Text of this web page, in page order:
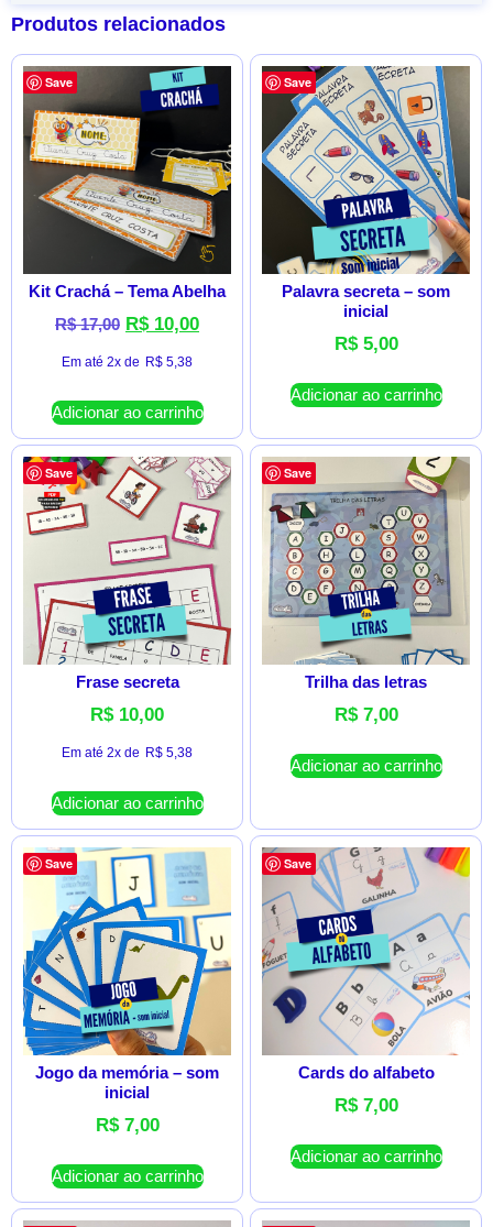
Produtos relacionados
Save
Kit Crachá – Tema Abelha
R$17,00 R$10,00
Em até 2x de R$ 5,38
Adicionar ao carrinho
Save
Palavra secreta – som
inicial
R$5,00
Adicionar ao carrinho
Save
Frase secreta
R$10,00
Em até 2x de R$ 5,38
Adicionar ao carrinho
Save
Trilha das letras
R$7,00
Adicionar ao carrinho
Save
Jogo da memória – som
inicial
R$7,00
Adicionar ao carrinho
Save
Cards do alfabeto
R$7,00
Adicionar ao carrinho